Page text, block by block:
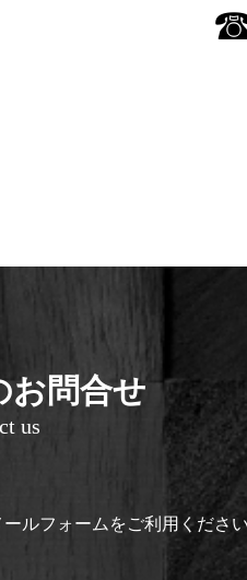
お問合せ
us
ルフォームをご利用ください